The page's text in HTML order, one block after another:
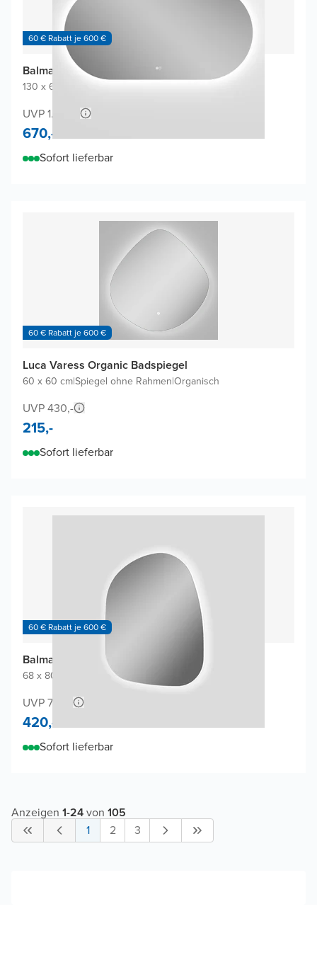
60 € Rabatt je 600 €
Balmani Cloud Touch Badspiegel
130 x 65 cm Spiegel ohne Rahmen
UVP 1.280,-
670,-
Sofort lieferbar
60 € Rabatt je 600 €
Luca Varess Organic Badspiegel
60 x 60 cm|Spiegel ohne Rahmen|Organisch
UVP 430,-
215,-
Sofort lieferbar
60 € Rabatt je 600 €
Balmani Cloud Badspiegel
68 x 80 cm Spiegel ohne Rahmen Organisch
UVP 780,-
420,-
Sofort lieferbar
Anzeigen 1-24von 105
1
2 3